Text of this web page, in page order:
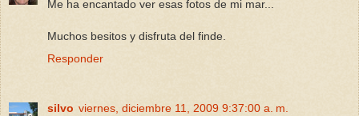
Me ha encantado ver esas fotos de mi mar...
Muchos besitos y disfruta del finde.
Responder
silvo viernes, diciembre 11, 2009 9:37:00 a. m.